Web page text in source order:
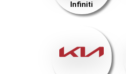
Infiniti